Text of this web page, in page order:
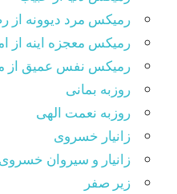
رمیکس مرد دیوونه از
رمیکس معجزه اینه از
رمیکس نفس عمیق از
روزبه بمانی
روزبه نعمت الهی
زانیار خسروی
زانیار و سیروان خسروی
زیر صفر